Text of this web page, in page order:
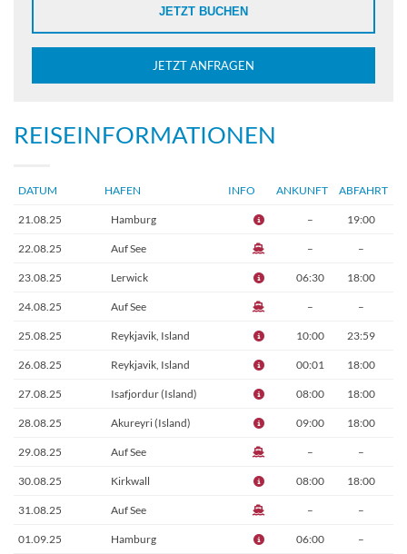
JETZT BUCHEN
JETZT ANFRAGEN
REISEINFORMATIONEN
DATUM HAFEN INFO ANKUNFT ABFAHRT
21.08.25 Hamburg – 19:00
22.08.25 Auf See – –
23.08.25 Lerwick 06:30 18:00
24.08.25 Auf See – –
25.08.25 Reykjavik, Island 10:00 23:59
26.08.25 Reykjavik, Island 00:01 18:00
27.08.25 Isafjordur (Island) 08:00 18:00
28.08.25 Akureyri (Island) 09:00 18:00
29.08.25 Auf See – –
30.08.25 Kirkwall 08:00 18:00
31.08.25 Auf See – –
01.09.25 Hamburg 06:00 –